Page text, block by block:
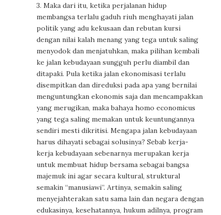
3. Maka dari itu, ketika perjalanan hidup
membangsa terlalu gaduh riuh menghayati jalan
politik yang adu kekusaan dan rebutan kursi
dengan nilai kalah menang yang tega untuk saling
menyodok dan menjatuhkan, maka pilihan kembali
ke jalan kebudayaan sungguh perlu diambil dan
ditapaki. Pula ketika jalan ekonomisasi terlalu
disempitkan dan direduksi pada apa yang bernilai
menguntungkan ekonomis saja dan mencampakkan
yang merugikan, maka bahaya homo economicus
yang tega saling memakan untuk keuntungannya
sendiri mesti dikritisi. Mengapa jalan kebudayaan
harus dihayati sebagai solusinya? Sebab kerja-
kerja kebudayaan sebenarnya merupakan kerja
untuk membuat hidup bersama sebagai bangsa
majemuk ini agar secara kultural, struktural
semakin “manusiawi”. Artinya, semakin saling
menyejahterakan satu sama lain dan negara dengan
edukasinya, kesehatannya, hukum adilnya, program